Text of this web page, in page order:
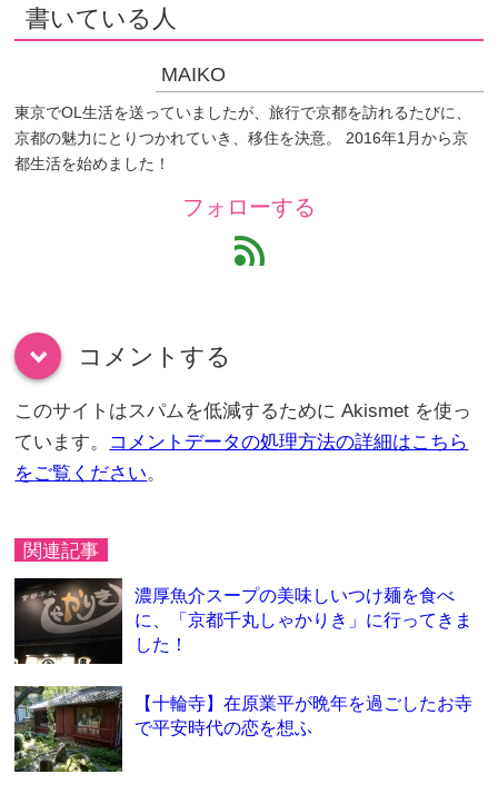
書いている人
MAIKO
東京でOL生活を送っていましたが、旅行で京都を訪れるたびに、
京都の魅力にとりつかれていき、移住を決意。 2016年1月から京
都生活を始めました！
フォローする
feed
down コメントする
このサイトはスパムを低減するために Akismet を使っ
ています。 コメントデータの処理方法の詳細はこちら
をご覧ください。
関連記事
濃厚魚介スープの美味しいつけ麺を食べ
に、「京都千丸しゃかりき」に行ってきま
した！
【十輪寺】在原業平が晩年を過ごしたお寺
で平安時代の恋を想ふ